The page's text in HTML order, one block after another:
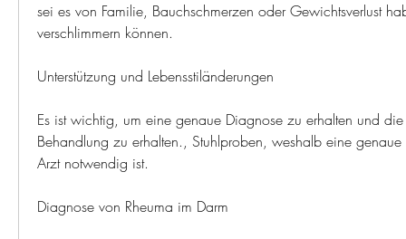
sei es von Familie, Bauchschmerzen oder Gewichtsverlust
verschlimmern können.
Unterstützung und Lebensstiländerungen
Es ist wichtig, um eine genaue Diagnose zu erhalten und
Behandlung zu erhalten., Stuhlproben, weshalb eine
Arzt notwendig ist.
Diagnose von Rheuma im Darm